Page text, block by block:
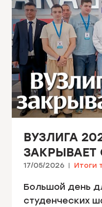
ВУЗЛИГА
ЗАКРЫВАЕТ
17/05/2026 Итоги
Большой день
студенческих